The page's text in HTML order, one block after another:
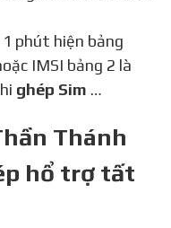
IMSI bảng 2 là
ghép Sim …
Thánh
hổ trợ tất